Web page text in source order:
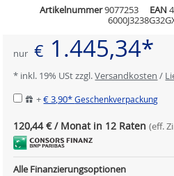
Artikelnummer9077253 EAN
nur € 1.445,34*
* inkl. 19% USt zzgl.Versandkosten /
+€ 3,90*Geschenkverpackung
120,44 € / Monat in 12 Raten (eff.
Alle Finanzierungsoptionen